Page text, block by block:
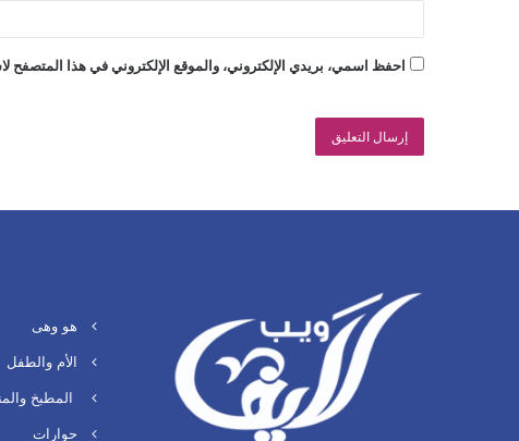
احفظ اسمي، بريدي الإلكتروني، والموقع الإلكتروني في هذا المتصفح
هو وهى
الأم والطفل
المطبخ
حوارات